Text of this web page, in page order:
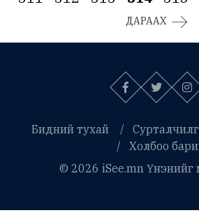
ДАРААХ
Бидний тухай
Холбоо
© 2026 iSee.mn Үнэнийг